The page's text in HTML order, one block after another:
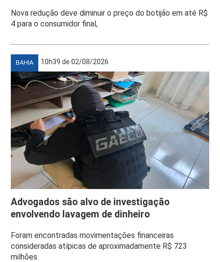
Nova redução deve diminuir o preço do botijão em até R$
4 para o consumidor final,
BAHIA 10h39 de 02/08/2026
Advogados são alvo de investigação
envolvendo lavagem de dinheiro
Foram encontradas movimentações financeiras
consideradas atípicas de aproximadamente R$ 723
milhões